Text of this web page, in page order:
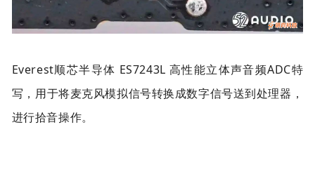
Everest顺芯半导体 ES7243L 高性能立体声音频ADC特
写，用于将麦克风模拟信号转换成数字信号送到处理器，
进行拾音操作。